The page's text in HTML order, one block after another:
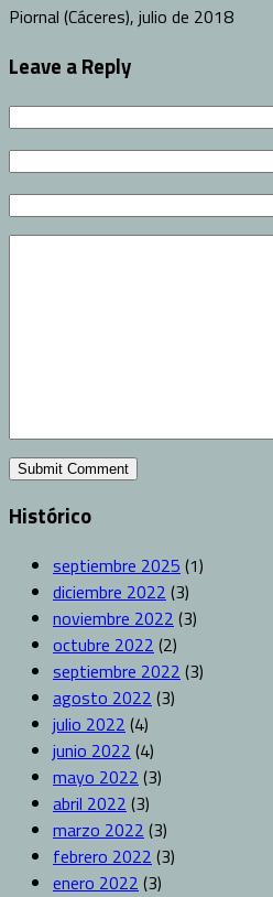
Piornal (Cáceres), julio de 2018
Leave a Reply
Histórico
septiembre 2025 (1)
diciembre 2022 (3)
noviembre 2022 (3)
octubre 2022 (2)
septiembre 2022 (3)
agosto 2022 (3)
julio 2022 (4)
junio 2022 (4)
mayo 2022 (3)
abril 2022 (3)
marzo 2022 (3)
febrero 2022 (3)
enero 2022 (3)